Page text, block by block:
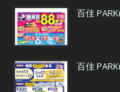
百佳
百佳